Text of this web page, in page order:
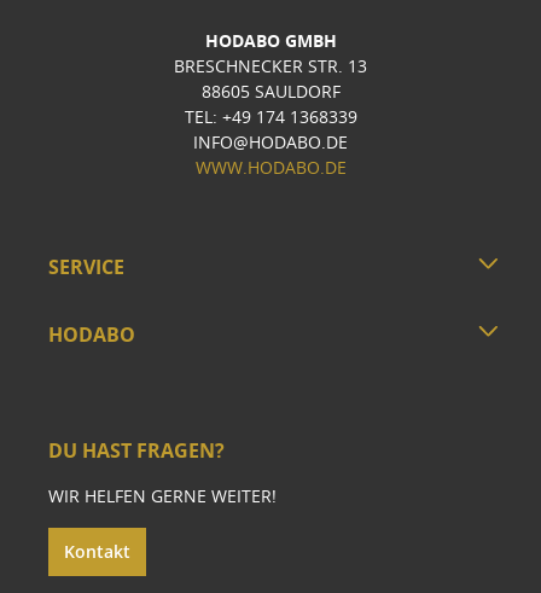
HODABO GMBH
BRESCHNECKER STR. 13
88605 SAULDORF
TEL: +49 174 1368339
INFO@HODABO.DE
WWW.HODABO.DE
SERVICE
HODABO
DU HAST FRAGEN?
WIR HELFEN GERNE WEITER!
Kontakt